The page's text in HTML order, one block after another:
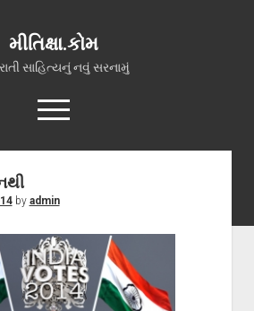
મીતિક્ષા.કોમ
સાહિત્યનું નવું સરનામું
open
menu
facebook
youtubehello@mitixa.com
સ્વાગત
મારા વિશે
ચાતક (સ્વરચિત)
ગુજરાતી ગઝલો
by admin